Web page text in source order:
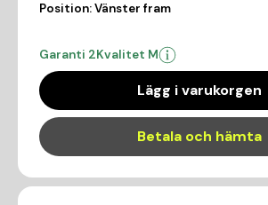
Position:Vänster fram
Garanti 2Kvalitet M
Lägg i varukorgen
Betala och hämta